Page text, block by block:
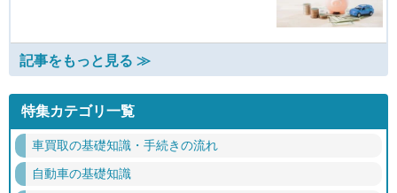
記事をもっと見る ≫
特集カテゴリ一覧
車買取の基礎知識・手続きの流れ
自動車の基礎知識